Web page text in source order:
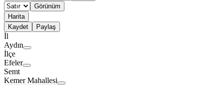
Görünüm
Harita
Kaydet
Paylaş
İl
Aydın
İlçe
Efeler
Semt
Kemer Mahallesi